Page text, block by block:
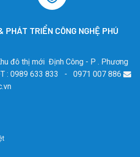
PHÁT TRIỂN CÔNG NGHỆ PHÚ
đô thị mới Định Công - P . Phương
0989 633 833 - 0971 007 886